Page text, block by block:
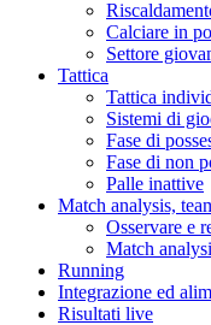
Calciare in
Settore
Tattica
Tattica
Sistemi di
Fase di
Fase di non
Palle inattive
Match analysis,
Osservare e
Match
Running
Integrazione ed
Risultati live